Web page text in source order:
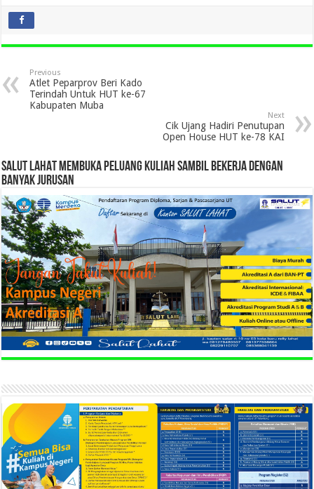
Previous
Atlet Peparprov Beri Kado
Terindah Untuk HUT ke-67
Kabupaten Muba
Next
Cik Ujang Hadiri Penutupan
Open House HUT ke-78 KAI
SALUT LAHAT MEMBUKA PELUANG KULIAH SAMBIL BEKERJA DENGAN
BANYAK JURUSAN